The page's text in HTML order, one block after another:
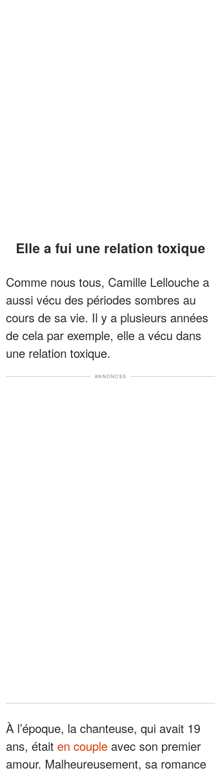
Elle a fui une relation toxique
Comme nous tous, Camille Lellouche a
aussi vécu des périodes sombres au
cours de sa vie. Il y a plusieurs années
de cela par exemple, elle a vécu dans
une relation toxique.
ANNONCES
À l’époque, la chanteuse, qui avait 19
ans, était en couple avec son premier
amour. Malheureusement, sa romance